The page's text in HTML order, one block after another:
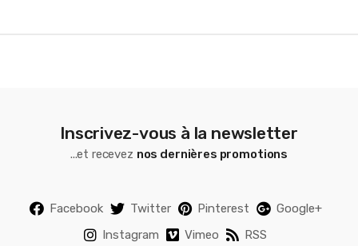
Inscrivez-vous à la newsletter
...et recevez nos dernières promotions
Facebook Twitter Pinterest
Google+
Instagram
Vimeo RSS